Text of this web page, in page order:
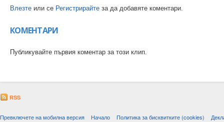
Влезте или се Регистрирайте за да добавяте коментари.
КОМЕНТАРИ
Публикувайте първия коментар за този клип.
RSS
Превключете на мобилна версия Начало Политика за бисквитките (cookies)